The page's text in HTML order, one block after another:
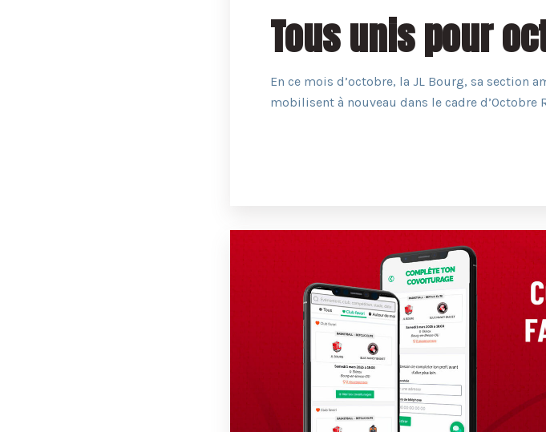
Tous unis pour
En ce mois d’octobre, la JL Bourg, sa section
mobilisent à nouveau dans le cadre d’Octobre